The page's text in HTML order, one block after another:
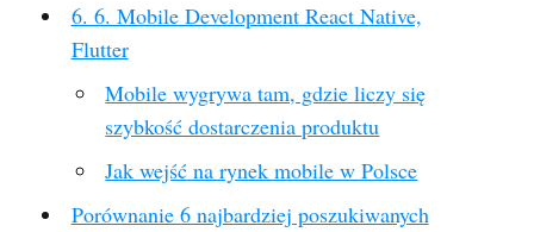
6. 6. Mobile Development React Native,
Flutter
Mobile wygrywa tam, gdzie liczy się
szybkość dostarczenia produktu
Jak wejść na rynek mobile w Polsce
Porównanie 6 najbardziej poszukiwanych